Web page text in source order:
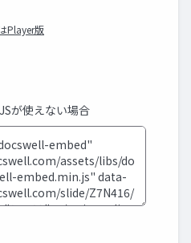
Player版
が使えない場合